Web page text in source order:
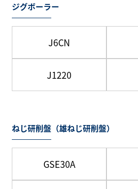
ジグボーラー
J6CN
J1220
ねじ研削盤（雄ねじ研削盤）
GSE30A